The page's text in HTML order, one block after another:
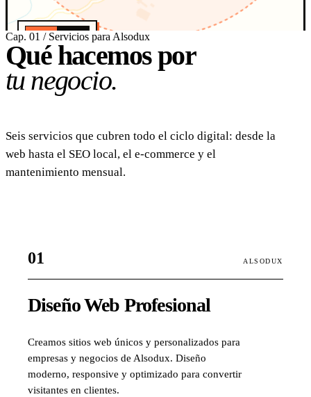
0 · 1km
ESCALA · APROX
★ PROYECCIÓN WEB MERCATOR · OSM · CARTO
PLATANITO RICO · CARTOGRAFÍA · 2026
Cap. 01 / Servicios para Alsodux
Qué hacemos por
tu negocio.
Seis servicios que cubren todo el ciclo digital: desde la
web hasta el SEO local, el e-commerce y el
mantenimiento mensual.
01 ALSODUX
Diseño Web Profesional
Creamos sitios web únicos y personalizados para
empresas y negocios de Alsodux. Diseño
moderno, responsive y optimizado para convertir
visitantes en clientes.